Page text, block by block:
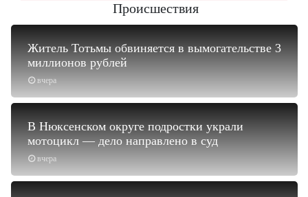
Происшествия
вчера
Житель Тотьмы обвиняется в вымогательстве 3
миллионов рублей
вчера
В Нюксенском округе подростки украли
мотоцикл — дело направлено в суд